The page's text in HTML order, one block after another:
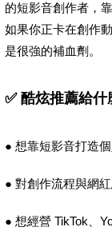
的短影音創作者，
如果你正卡在創作
是很強的補血劑。
✅ 酷炫推薦給什
● 想靠短影音打造
● 對創作流程與網
● 想經營 TikTok、